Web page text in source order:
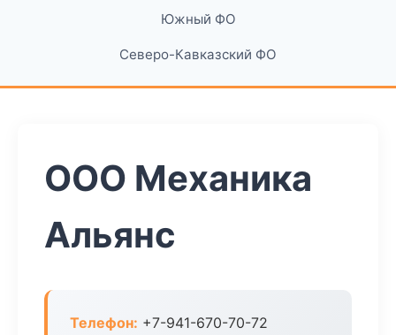
Южный ФО
Северо-Кавказский ФО
ООО Механика
Альянс
Телефон: +7-941-670-70-72